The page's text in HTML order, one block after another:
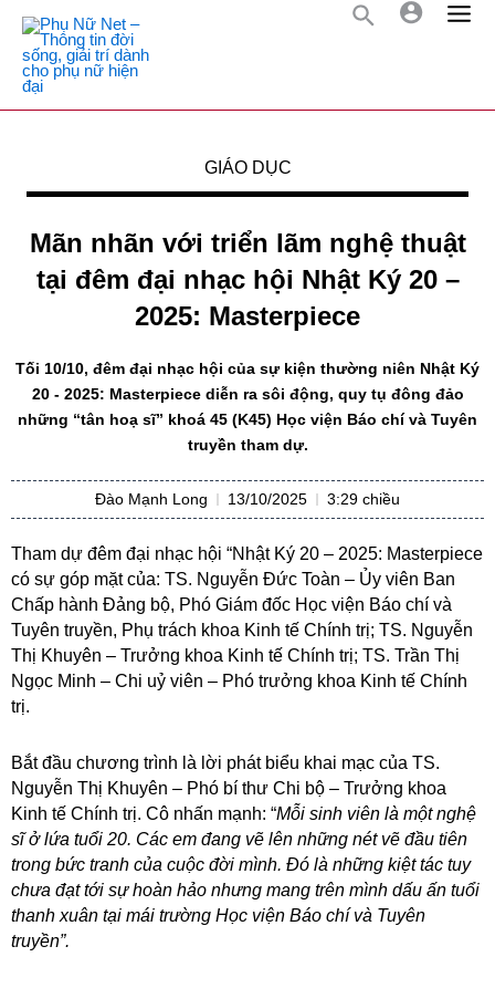
GIÁO DỤC
Mãn nhãn với triển lãm nghệ thuật
tại đêm đại nhạc hội Nhật Ký 20 –
2025: Masterpiece
Tối 10/10, đêm đại nhạc hội của sự kiện thường niên Nhật Ký
20 - 2025: Masterpiece diễn ra sôi động, quy tụ đông đảo
những “tân hoạ sĩ” khoá 45 (K45) Học viện Báo chí và Tuyên
truyền tham dự.
Đào Mạnh Long 13/10/2025 3:29 chiều
Tham dự đêm đại nhạc hội “Nhật Ký 20 – 2025: Masterpiece
có sự góp mặt của: TS. Nguyễn Đức Toàn – Ủy viên Ban
Chấp hành Đảng bộ, Phó Giám đốc Học viện Báo chí và
Tuyên truyền, Phụ trách khoa Kinh tế Chính trị; TS. Nguyễn
Thị Khuyên – Trưởng khoa Kinh tế Chính trị; TS. Trần Thị
Ngọc Minh – Chi uỷ viên – Phó trưởng khoa Kinh tế Chính
trị.
Bắt đầu chương trình là lời phát biểu khai mạc của TS.
Nguyễn Thị Khuyên – Phó bí thư Chi bộ – Trưởng khoa
Kinh tế Chính trị. Cô nhấn mạnh: “Mỗi sinh viên là một nghệ
sĩ ở lứa tuổi 20. Các em đang vẽ lên những nét vẽ đầu tiên
trong bức tranh của cuộc đời mình. Đó là những kiệt tác tuy
chưa đạt tới sự hoàn hảo nhưng mang trên mình dấu ấn tuổi
thanh xuân tại mái trường Học viện Báo chí và Tuyên
truyền”.